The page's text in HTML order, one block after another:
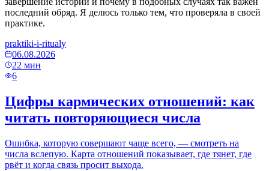
последний обряд. Я делюсь только тем, что проверяла в своей
практике.
praktiki-i-ritualy
06.08.2026
22 мин
6
Цифры кармических отношений: как
читать повторяющиеся числа
Ошибка, которую совершают чаще всего, — смотреть на
числа вслепую. Карта отношений показывает, где тянет, где
рвёт и когда связь просит выхода.